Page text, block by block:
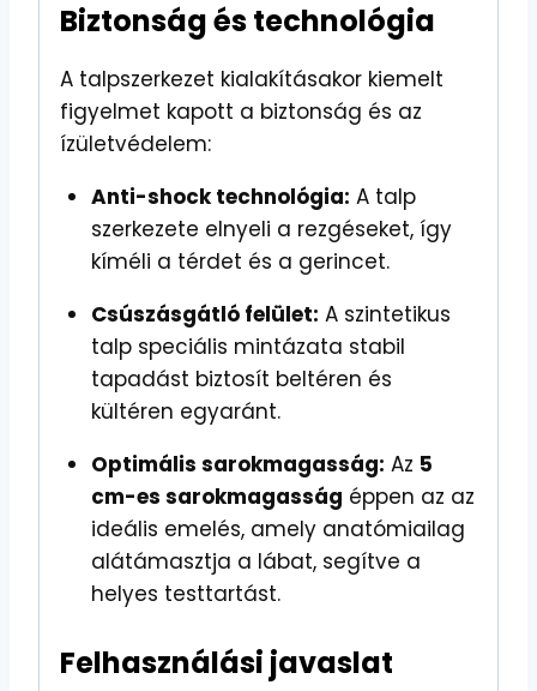
Biztonság és technológia
A talpszerkezet kialakításakor kiemelt
figyelmet kapott a biztonság és az
ízületvédelem:
Anti-shock technológia: A talp
szerkezete elnyeli a rezgéseket, így
kíméli a térdet és a gerincet.
Csúszásgátló felület: A szintetikus
talp speciális mintázata stabil
tapadást biztosít beltéren és
kültéren egyaránt.
Optimális sarokmagasság: Az 5
cm-es sarokmagasság éppen az az
ideális emelés, amely anatómiailag
alátámasztja a lábat, segítve a
helyes testtartást.
Felhasználási javaslat